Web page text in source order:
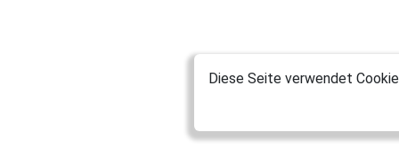
Diese Seite verwendet